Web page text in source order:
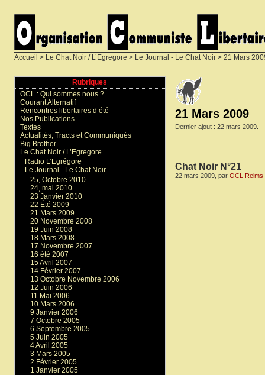
Accueil > Le Chat Noir / L’Egregore > Le Journal - Le Chat Noir > 21 Mars
21 Mars 2009
Dernier ajout : 22 mars 2009.
Chat Noir N°21
22 mars 2009, par OCL Reims
Rubriques
OCL : Qui sommes nous ?
Courant Alternatif
Rencontres libertaires d’été
Nos Publications
Textes
Actualités, Tracts et Communiqués
Big Brother
Le Chat Noir / L’Egregore
Radio L’Egrégore
Le Journal - Le Chat Noir
25, Octobre 2010
24, mai 2010
23 Janvier 2010
22 Été 2009
21 Mars 2009
20 Novembre 2008
19 Juin 2008
18 Mars 2008
17 Novembre 2007
16 été 2007
15 Avril 2007
14 Février 2007
13 Octobre Novembre 2006
12 Juin 2006
11 Mai 2006
10 Mars 2006
9 Janvier 2006
7 Octobre 2005
6 Septembre 2005
5 Juin 2005
4 Avril 2005
3 Mars 2005
2 Février 2005
1 Janvier 2005